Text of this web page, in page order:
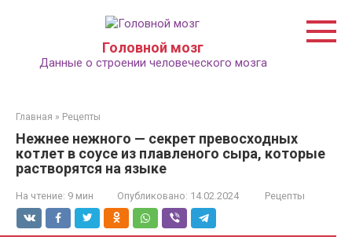
Головной мозг
Данные о строении человеческого мозга
Главная » Рецепты
Нежнее нежного — секрет превосходных
котлет в соусе из плавленого сыра, которые
растворятся на языке
На чтение: 9 мин Опубликовано: 14.02.2024 Рецепты